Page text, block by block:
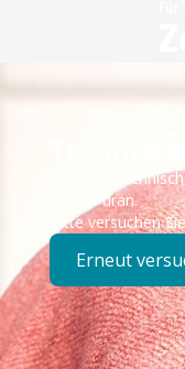
Es ist ein
bereits dran.
Bitte versuchen
Erneut